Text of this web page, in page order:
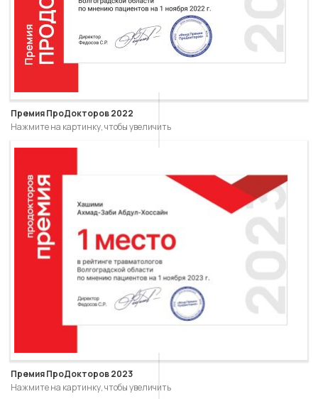
Премия ПроДокторов 2022
Нажмите на картинку, чтобы увеличить
Премия ПроДокторов 2023
Нажмите на картинку, чтобы увеличить